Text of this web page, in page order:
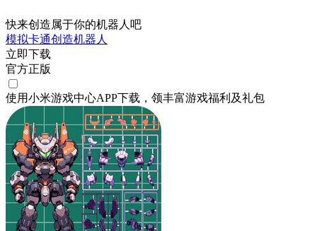
快来创造属于你的机器人吧
模拟卡通创造机器人
立即下载
官方正版
使用小米游戏中心APP下载 ，领丰富游戏福利 及礼包